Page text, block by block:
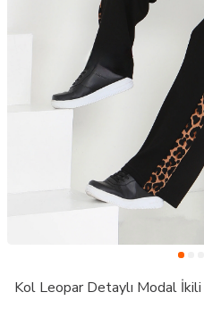
Kol Leopar Detaylı Modal